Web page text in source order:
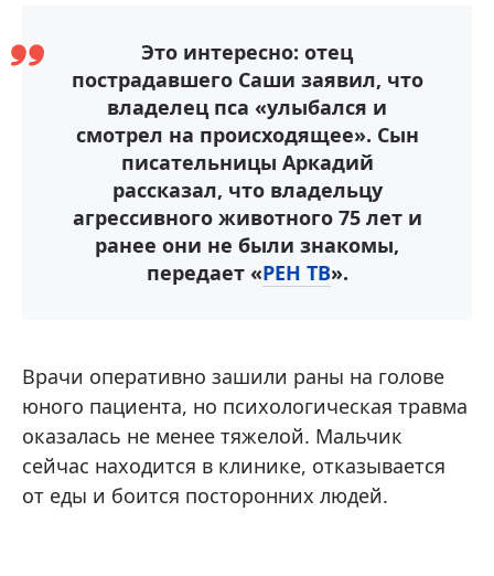
Это интересно: отец
пострадавшего Саши заявил, что
владелец пса «улыбался и
смотрел на происходящее». Сын
писательницы Аркадий
рассказал, что владельцу
агрессивного животного 75 лет и
ранее они не были знакомы,
передает «РЕН ТВ».
Врачи оперативно зашили раны на голове
юного пациента, но психологическая травма
оказалась не менее тяжелой. Мальчик
сейчас находится в клинике, отказывается
от еды и боится посторонних людей.